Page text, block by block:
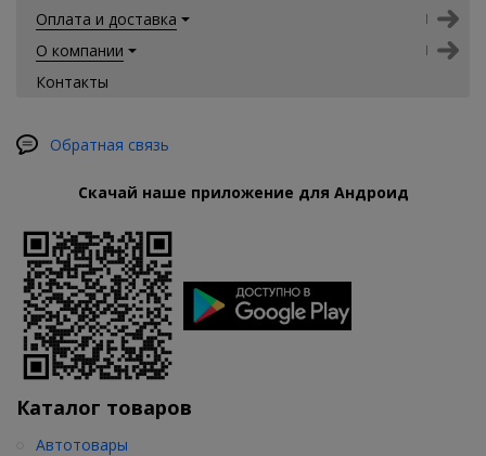
Оплата и доставка
О компании
Контакты
Обратная связь
Скачай наше приложение для Андроид
Каталог товаров
Автотовары